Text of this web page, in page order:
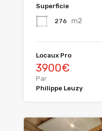
Superficie
276 m2
Locaux Pro
3900€
Par
Philippe Leuzy